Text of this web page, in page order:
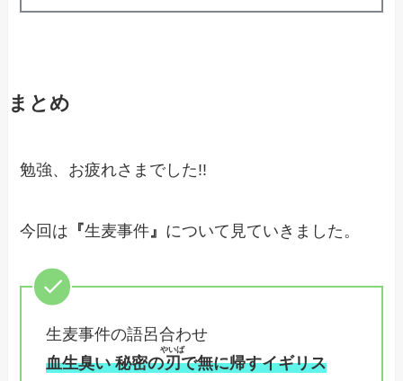
まとめ
勉強、お疲れさまでした!!
今回は 『生麦事件』 について見ていきました。
生麦事件の語呂合わせ
血生臭い 秘密の刃
やいば
で無に帰すイギリス